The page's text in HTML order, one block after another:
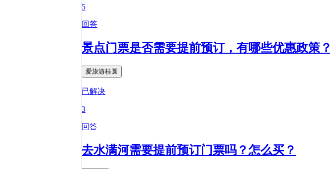
5
回答
景点门票是否需要提前预订，有哪些优惠政策？
爱旅游桂圆
已解决
3
回答
去水满河需要提前预订门票吗？怎么买？